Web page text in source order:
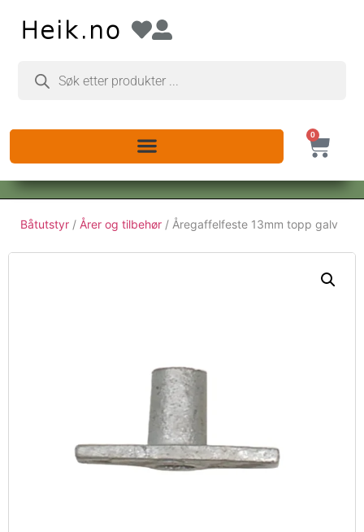
0
Båtutstyr / Årer og tilbehør / Åregaffelfeste 13mm topp galv